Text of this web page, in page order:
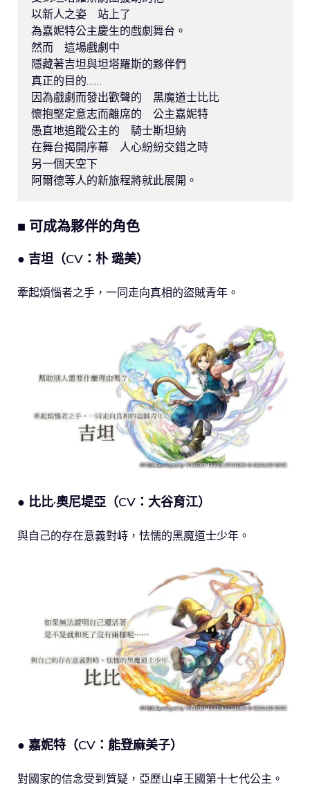
以新人之姿　站上了
為嘉妮特公主慶生的戲劇舞台。
然而　這場戲劇中
隱藏著吉坦與坦塔羅斯的夥伴們
真正的目的……
因為戲劇而發出歡聲的　黑魔道士比比
懷抱堅定意志而離席的　公主嘉妮特
愚直地追蹤公主的　騎士斯坦納
在舞台揭開序幕　人心紛紛交錯之時
另一個天空下
阿爾德等人的新旅程將就此展開。
■ 可成為夥伴的角色
● 吉坦（CV：朴 璐美）
牽起煩惱者之手，一同走向真相的盜賊青年。
● 比比·奧尼堤亞（CV：大谷育江）
與自己的存在意義對峙，怯懦的黑魔道士少年。
● 嘉妮特（CV：能登麻美子）
對國家的信念受到質疑，亞歷山卓王國第十七代公主。